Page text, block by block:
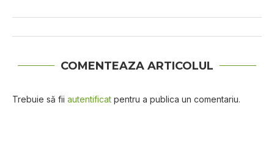
COMENTEAZA ARTICOLUL
Trebuie să fii autentificat pentru a publica un comentariu.